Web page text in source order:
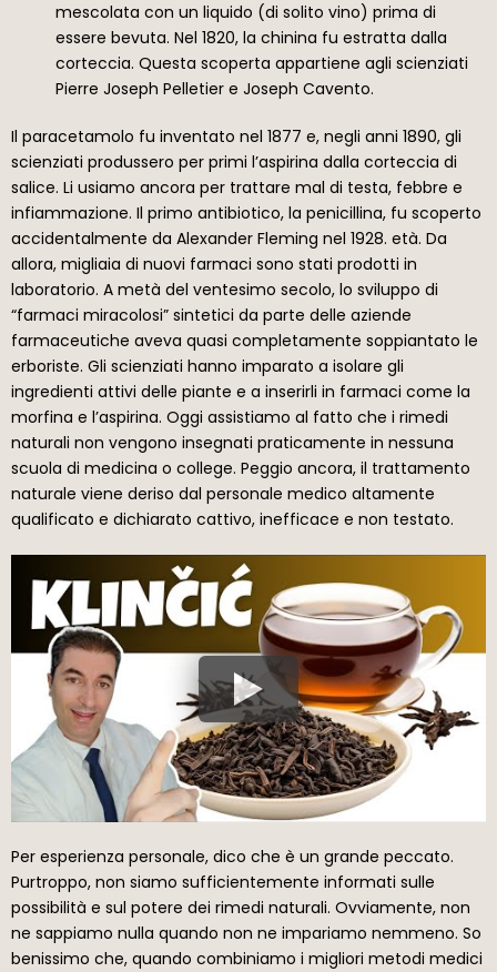
mescolata con un liquido (di solito vino) prima di
essere bevuta. Nel 1820, la chinina fu estratta dalla
corteccia. Questa scoperta appartiene agli scienziati
Pierre Joseph Pelletier e Joseph Cavento.
Il paracetamolo fu inventato nel 1877 e, negli anni 1890, gli
scienziati produssero per primi l’aspirina dalla corteccia di
salice. Li usiamo ancora per trattare mal di testa, febbre e
infiammazione. Il primo antibiotico, la penicillina, fu scoperto
accidentalmente da Alexander Fleming nel 1928. età. Da
allora, migliaia di nuovi farmaci sono stati prodotti in
laboratorio. A metà del ventesimo secolo, lo sviluppo di
“farmaci miracolosi” sintetici da parte delle aziende
farmaceutiche aveva quasi completamente soppiantato le
erboriste. Gli scienziati hanno imparato a isolare gli
ingredienti attivi delle piante e a inserirli in farmaci come la
morfina e l’aspirina. Oggi assistiamo al fatto che i rimedi
naturali non vengono insegnati praticamente in nessuna
scuola di medicina o college. Peggio ancora, il trattamento
naturale viene deriso dal personale medico altamente
qualificato e dichiarato cattivo, inefficace e non testato.
Per esperienza personale, dico che è un grande peccato.
Purtroppo, non siamo sufficientemente informati sulle
possibilità e sul potere dei rimedi naturali. Ovviamente, non
ne sappiamo nulla quando non ne impariamo nemmeno. So
benissimo che, quando combiniamo i migliori metodi medici